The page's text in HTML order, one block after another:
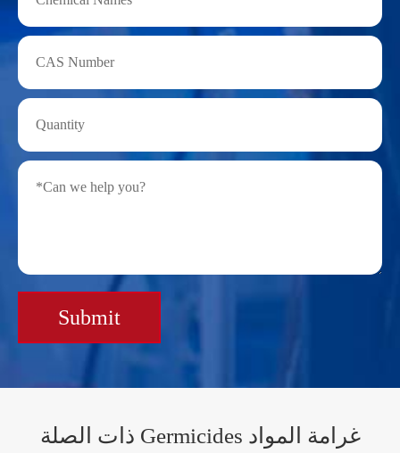
Submit
ذات الصلة Germicides غرامة المواد